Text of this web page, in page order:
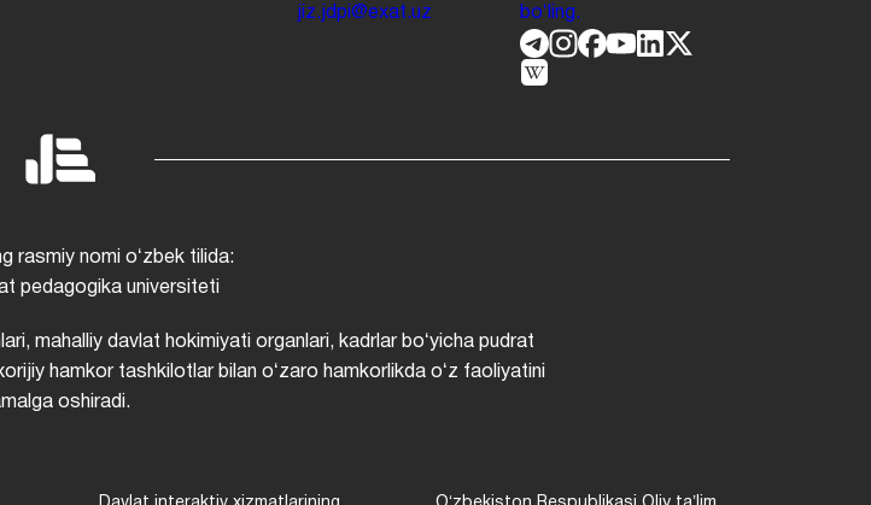
jiz.jdpi@exat.uz
boʻling.
rasmiy nomi oʻzbek tilida:
pedagogika universiteti
mahalliy davlat hokimiyati organlari, kadrlar boʻyicha pudrat
hamkor tashkilotlar bilan oʻzaro hamkorlikda oʻz faoliyatini
oshiradi.